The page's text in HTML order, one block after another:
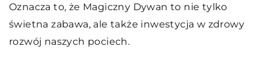
Oznacza to, że Magiczny Dywan to nie tylko
świetna zabawa, ale także inwestycja w zdrowy
rozwój naszych pociech.